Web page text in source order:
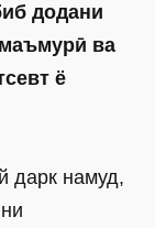
додани
ва
ё
дарк намуд,